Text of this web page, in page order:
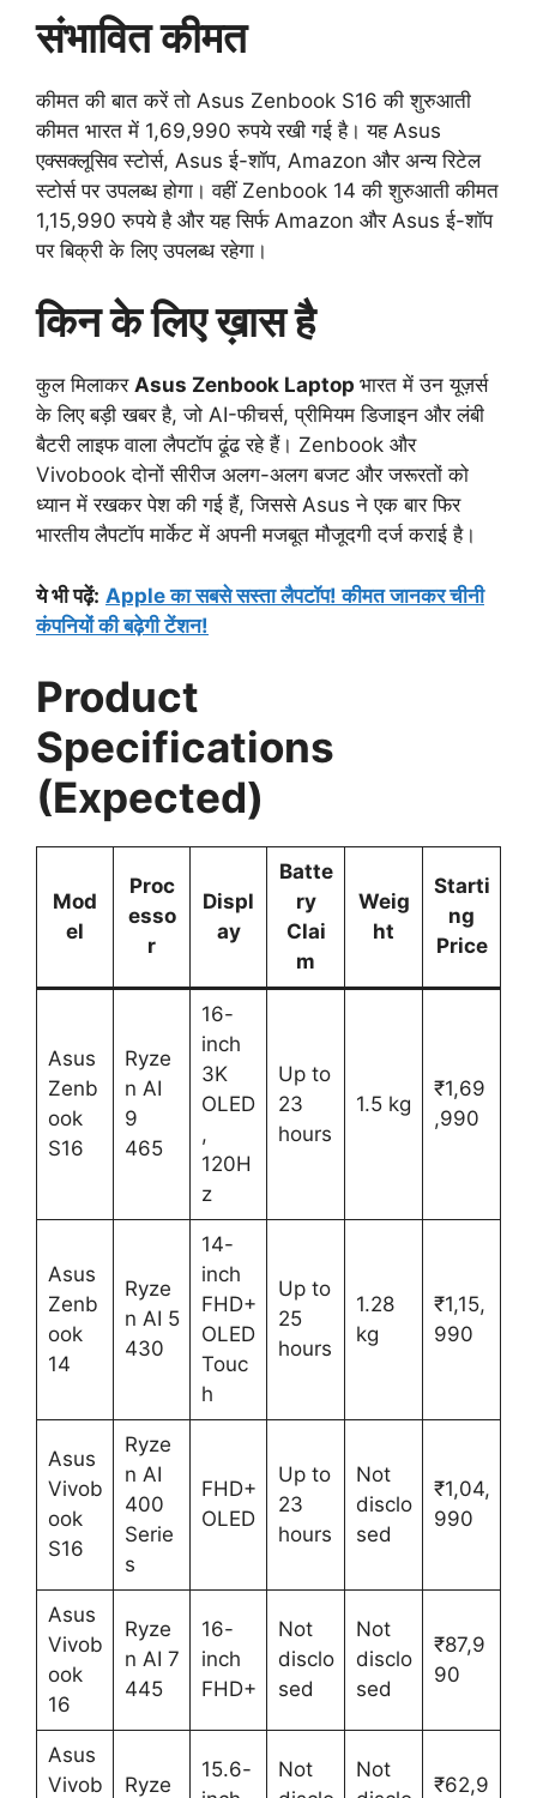
संभावित कीमत
कीमत की बात करें तो Asus Zenbook S16 की शुरुआती
कीमत भारत में 1,69,990 रुपये रखी गई है। यह Asus
एक्सक्लूसिव स्टोर्स, Asus ई-शॉप, Amazon और अन्य रिटेल
स्टोर्स पर उपलब्ध होगा। वहीं Zenbook 14 की शुरुआती कीमत
1,15,990 रुपये है और यह सिर्फ Amazon और Asus ई-शॉप
पर बिक्री के लिए उपलब्ध रहेगा।
किन के लिए ख़ास है
कुल मिलाकर Asus Zenbook Laptop भारत में उन यूज़र्स
के लिए बड़ी खबर है, जो AI-फीचर्स, प्रीमियम डिजाइन और लंबी
बैटरी लाइफ वाला लैपटॉप ढूंढ रहे हैं। Zenbook और
Vivobook दोनों सीरीज अलग-अलग बजट और जरूरतों को
ध्यान में रखकर पेश की गई हैं, जिससे Asus ने एक बार फिर
भारतीय लैपटॉप मार्केट में अपनी मजबूत मौजूदगी दर्ज कराई है।
ये भी पढ़ें: Apple का सबसे सस्ता लैपटॉप! कीमत जानकर चीनी
कंपनियों की बढ़ेगी टेंशन!
Product
Specifications
(Expected)
Mod
el
Proc
esso
r
Displ
ay
Batte
ry
Clai
m
Weig
ht
Starti
ng
Price
Asus
Zenb
ook
S16
Ryze
n AI
9
465
16-
inch
3K
OLED
,
120H
z
Up to
23
hours
1.5 kg
₹1,69
,990
Asus
Zenb
ook
14
Ryze
n AI 5
430
14-
inch
FHD+
OLED
Touc
h
Up to
25
hours
1.28
kg
₹1,15,
990
Asus
Vivob
ook
S16
Ryze
n AI
400
Serie
s
FHD+
OLED
Up to
23
hours
Not
disclo
sed
₹1,04,
990
Asus
Vivob
ook
16
Ryze
n AI 7
445
16-
inch
FHD+
Not
disclo
sed
Not
disclo
sed
₹87,9
90
Asus
Vivob
Ryze
15.6-
Not
Not
₹62,9